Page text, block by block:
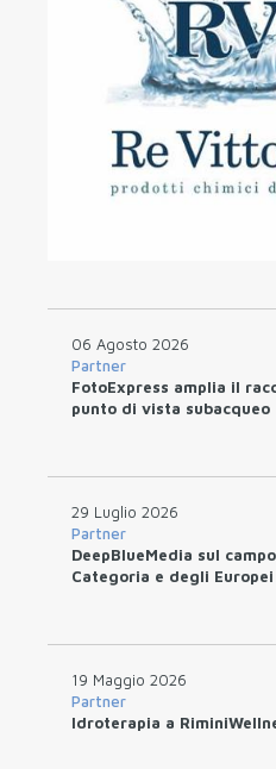
06 Agosto 2026
Partner
FotoExpress amplia il
punto di vista subacqueo
29 Luglio 2026
Partner
DeepBlueMedia sul
Categoria e degli
19 Maggio 2026
Partner
Idroterapia a